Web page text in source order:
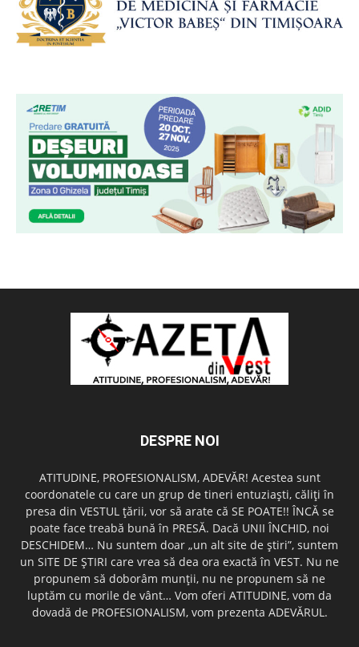
DESPRE NOI
ATITUDINE, PROFESIONALISM, ADEVĂR! Acestea sunt
coordonatele cu care un grup de tineri entuziaşti, căliţi în
presa din VESTUL ţării, vor să arate că SE POATE!! ÎNCĂ se
poate face treabă bună în PRESĂ. Dacă UNII ÎNCHID, noi
DESCHIDEM… Nu suntem doar „un alt site de ştiri”, suntem
un SITE DE ŞTIRI care vrea să dea ora exactă în VEST. Nu ne
propunem să doborâm munţii, nu ne propunem să ne
luptăm cu morile de vânt… Vom oferi ATITUDINE, vom da
dovadă de PROFESIONALISM, vom prezenta ADEVĂRUL.